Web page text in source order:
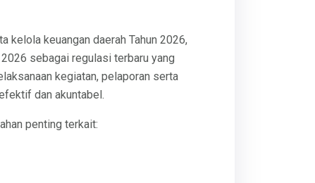
kelola keuangan daerah Tahun 2026,
sebagai regulasi terbaru yang
kegiatan, pelaporan serta
dan akuntabel.
penting terkait: